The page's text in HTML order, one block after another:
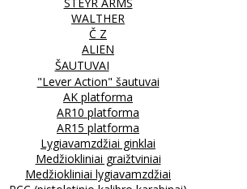
WALTHER
Č Z
ALIEN
ŠAUTUVAI
"Lever Action" šautuvai
AK platforma
AR10 platforma
AR15 platforma
Lygiavamzdžiai ginklai
Medžiokliniai graižtviniai
Medžiokliniai lygiavamzdžiai